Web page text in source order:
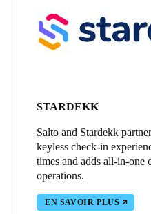
STARDEKK
Salto and Stardekk
keyless check-in
times and adds all-in-one
operations.
EN SAVOIR PLUS